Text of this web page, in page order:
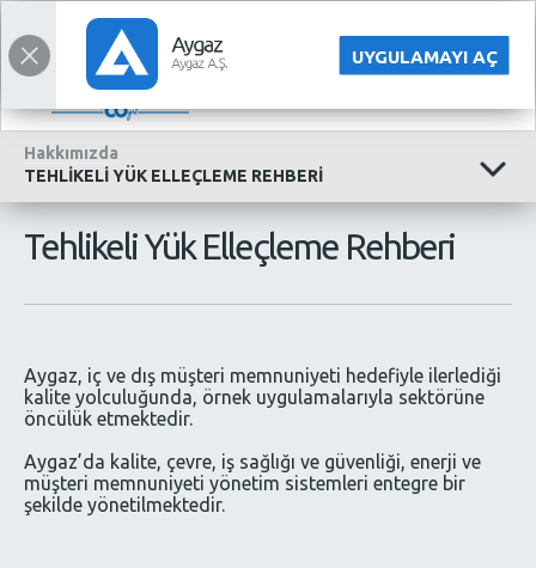
UYGULAMAYI AÇ
KURUMSAL
Hakkımızda
TEHLİKELİ YÜK ELLEÇLEME REHBERİ
Tehlikeli Yük Elleçleme Rehberi
Aygaz, iç ve dış müşteri memnuniyeti hedefiyle ilerlediği
kalite yolculuğunda, örnek uygulamalarıyla sektörüne
öncülük etmektedir.
Aygaz’da kalite, çevre, iş sağlığı ve güvenliği, enerji ve
müşteri memnuniyeti yönetim sistemleri entegre bir
şekilde yönetilmektedir.